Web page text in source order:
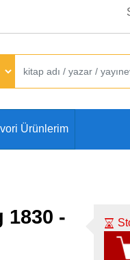
Ürünlerim
1830 -